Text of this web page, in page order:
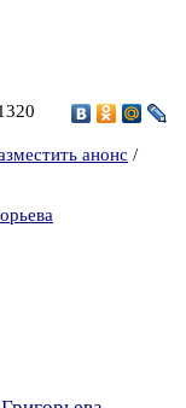
анонс /